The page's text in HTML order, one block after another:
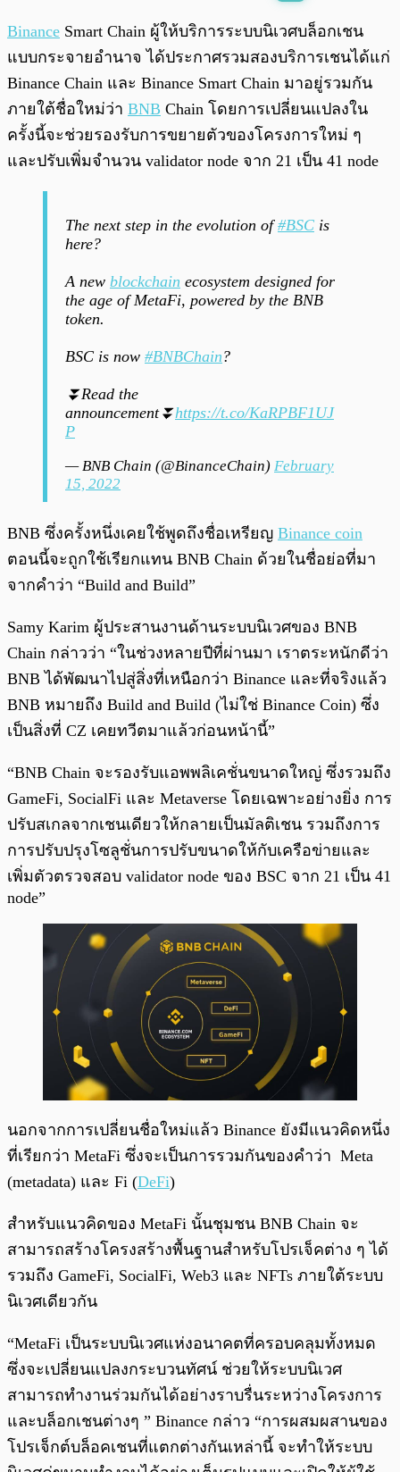
0:00
Binance Smart Chain ผู้ให้บริการระบบนิเวศบล็อกเชน
แบบกระจายอำนาจ ได้ประกาศรวมสองบริการเชนได้แก่
Binance Chain และ Binance Smart Chain มาอยู่รวมกัน
ภายใต้ชื่อใหม่ว่า BNB Chain โดยการเปลี่ยนแปลงใน
ครั้งนี้จะช่วยรองรับการขยายตัวของโครงการใหม่ ๆ
และปรับเพิ่มจำนวน validator node จาก 21 เป็น 41 node
The next step in the evolution of#BSC is
here?
A new blockchain ecosystem designed for
the age of MetaFi, powered by the BNB
token.
BSC is now #BNBChain?
⏬Read the
announcement⏬https://t.co/KaRPBF1UJ
P
— BNB Chain (@BinanceChain) February
15, 2022
BNB ซึ่งครั้งหนึ่งเคยใช้พูดถึงชื่อเหรียญ Binance coin
ตอนนี้จะถูกใช้เรียกแทน BNB Chain ด้วยในชื่อย่อที่มา
จากคำว่า “Build and Build”
Samy Karim ผู้ประสานงานด้านระบบนิเวศของ BNB
Chain กล่าวว่า “ในช่วงหลายปีที่ผ่านมา เราตระหนักดีว่า
BNB ได้พัฒนาไปสู่สิ่งที่เหนือกว่า Binance และที่จริงแล้ว
BNB หมายถึง Build and Build (ไม่ใช่ Binance Coin) ซึ่ง
เป็นสิ่งที่ CZ เคยทวีตมาแล้วก่อนหน้านี้”
“BNB Chain จะรองรับแอพพลิเคชั่นขนาดใหญ่ ซึ่งรวมถึง
GameFi, SocialFi และ Metaverse โดยเฉพาะอย่างยิ่ง การ
ปรับสเกลจากเชนเดียวให้กลายเป็นมัลติเชน รวมถึงการ
การปรับปรุงโซลูชั่นการปรับขนาดให้กับเครือข่ายและ
เพิ่มตัวตรวจสอบ validator node ของ BSC จาก 21 เป็น 41
node”
นอกจากการเปลี่ยนชื่อใหม่แล้ว Binance ยังมีแนวคิดหนึ่ง
ที่เรียกว่า MetaFi ซึ่งจะเป็นการรวมกันของคำว่า Meta
(metadata) และ Fi (DeFi)
สำหรับแนวคิดของ MetaFi นั้นชุมชน BNB Chain จะ
สามารถสร้างโครงสร้างพื้นฐานสำหรับโปรเจ็คต่าง ๆ ได้
รวมถึง GameFi, SocialFi, Web3 และ NFTs ภายใต้ระบบ
นิเวศเดียวกัน
“MetaFi เป็นระบบนิเวศแห่งอนาคตที่ครอบคลุมทั้งหมด
ซึ่งจะเปลี่ยนแปลงกระบวนทัศน์ ช่วยให้ระบบนิเวศ
สามารถทำงานร่วมกันได้อย่างราบรื่นระหว่างโครงการ
และบล็อกเชนต่างๆ ” Binance กล่าว “การผสมผสานของ
โปรเจ็กต์บล็อคเชนที่แตกต่างกันเหล่านี้ จะทำให้ระบบ